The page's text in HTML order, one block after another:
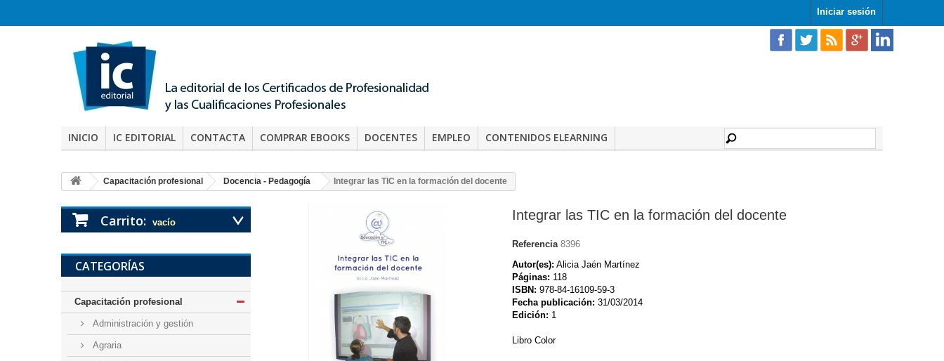
Iniciar sesión
INICIO IC EDITORIAL CONTACTA COMPRAR EBOOKS DOCENTES EMPLEO CONTENIDOS ELEARNING
Capacitación profesional Docencia - Pedagogía Integrar las TIC en la formación del docente
Carrito: vacío
CATEGORÍAS
Capacitación profesional
Administración y gestión
Agraria
Integrar las TIC en la formación del docente
Referencia 8396
Autor(es): Alicia Jaén Martínez
Páginas: 118
ISBN: 978-84-16109-59-3
Fecha publicación: 31/03/2014
Edición: 1
Libro Color